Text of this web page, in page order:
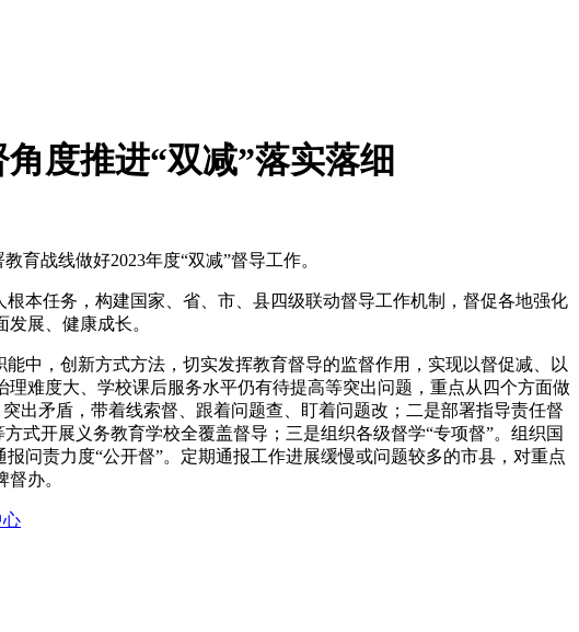
度推进“双减”落实落细
育战线做好2023年度“双减”督导工作。
本任务，构建国家、省、市、县四级联动督导工作机制，督促各地强化
展、健康成长。
中，创新方式方法，切实发挥教育督导的监督作用，实现以督促减、以
难度大、学校课后服务水平仍有待提高等突出问题，重点从四个方面做
出矛盾，带着线索督、跟着问题查、盯着问题改；二是部署指导责任督
式开展义务教育学校全覆盖督导；三是组织各级督学“专项督”。组织国
问责力度“公开督”。定期通报工作进展缓慢或问题较多的市县，对重点
办。
心